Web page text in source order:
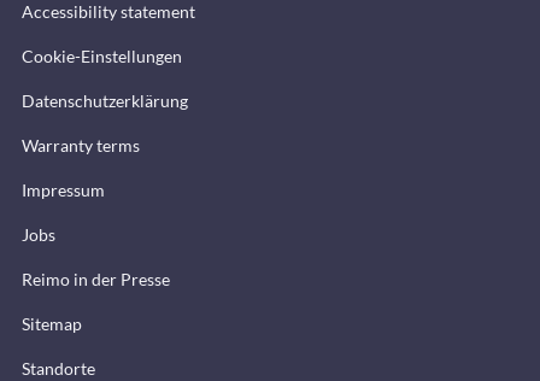
Accessibility statement
Cookie-Einstellungen
Datenschutzerklärung
Warranty terms
Impressum
Jobs
Reimo in der Presse
Sitemap
Standorte